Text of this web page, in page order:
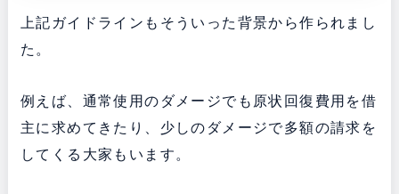
上記ガイドラインもそういった背景から作られまし
た。
例えば、通常使用のダメージでも原状回復費用を借
主に求めてきたり、少しのダメージで多額の請求を
してくる大家もいます。